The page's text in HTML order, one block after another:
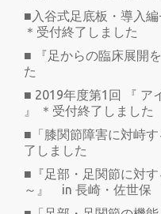
■入谷式足底板・導
＊受付終了しました
■ 『足からの臨床展開
た
■ 2019年度第1回 『 ア
』 ＊受付終了しました
■「膝関節障害に対峙
了しました
■『足部・足関節に対
～』 in 長崎・佐世保